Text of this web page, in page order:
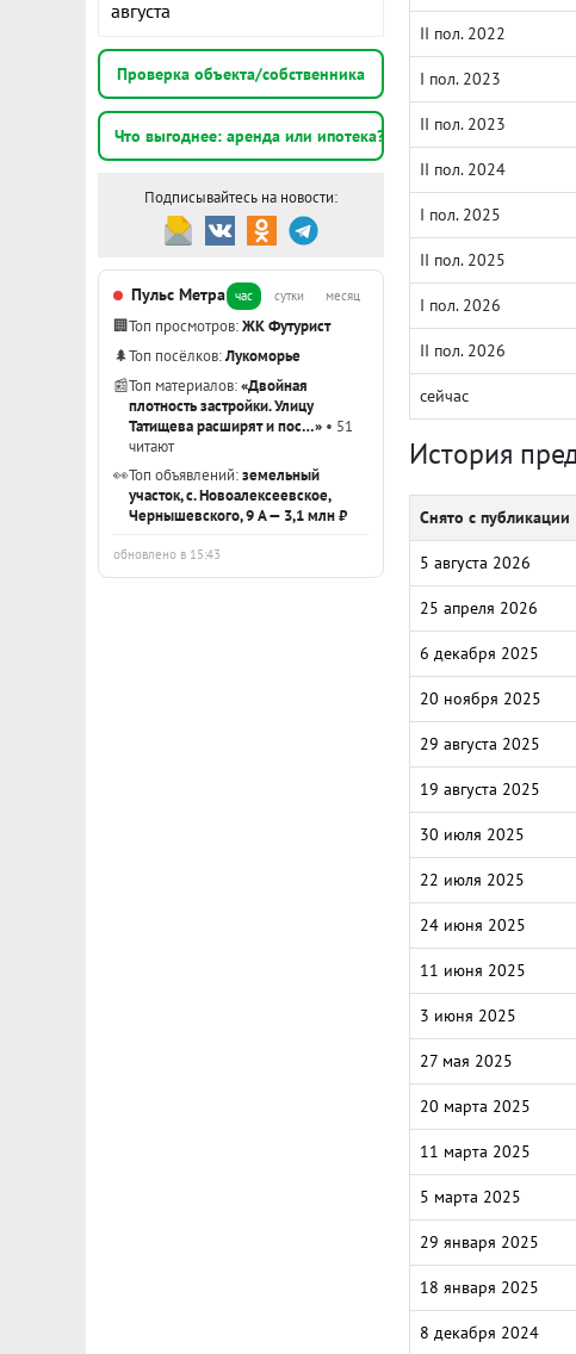
августа
Проверка объекта/собственника
Что выгоднее: аренда или ипотека?
Подписывайтесь на новости:
Пульс Метра час сутки месяц
🏢Топ просмотров:ЖК Футурист
🌲Топ посёлков:Лукоморье
📰Топ материалов:«Двойная
плотность застройки. Улицу
Татищева расширят и пос…» • 51
читают
👀Топ объявлений:земельный
участок, с. Новоалексеевское,
Чернышевского, 9 А — 3,1 млн ₽
обновлено в 15:43
II пол. 2022
I пол. 2023
II пол. 2023
II пол. 2024
I пол. 2025
II пол. 2025
I пол. 2026
II пол. 2026
сейчас
История
Снято с публикации
5 августа 2026
25 апреля 2026
6 декабря 2025
20 ноября 2025
29 августа 2025
19 августа 2025
30 июля 2025
22 июля 2025
24 июня 2025
11 июня 2025
3 июня 2025
27 мая 2025
20 марта 2025
11 марта 2025
5 марта 2025
29 января 2025
18 января 2025
8 декабря 2024